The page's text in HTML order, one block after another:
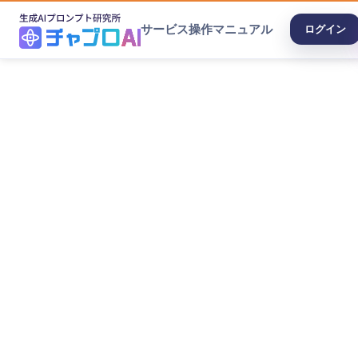
サービス操作マニュアル ログイン